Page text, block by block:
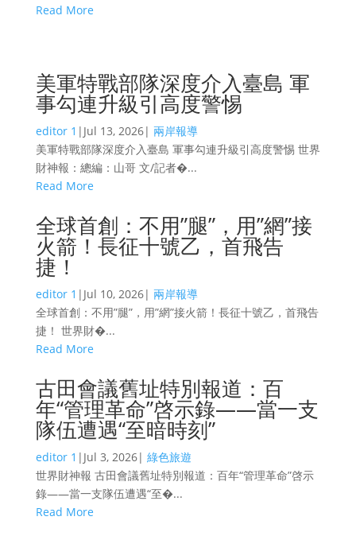
Read More
美軍特戰部隊深度介入臺島 軍
事勾連升級引高度警惕
editor 1 | Jul 13, 2026| 兩岸報導
美軍特戰部隊深度介入臺島 軍事勾連升級引高度警惕 世界
財神報：總編：山哥 文/記者�...
Read More
全球首創：不用”腿”，用”網”接
火箭！長征十號乙，首飛告
捷！
editor 1 | Jul 10, 2026| 兩岸報導
全球首創：不用”腿”，用”網”接火箭！長征十號乙，首飛告
捷！ 世界財�...
Read More
古田會議舊址特別報道：百
年“管理革命”啓示錄——當一支
隊伍遭遇“至暗時刻”
editor 1 | Jul 3, 2026| 綠色旅遊
世界財神報 古田會議舊址特別報道：百年“管理革命”啓示
錄——當一支隊伍遭遇“至�...
Read More